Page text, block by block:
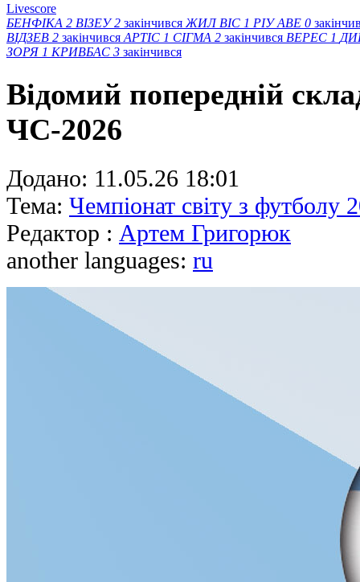
Livescore
БЕНФІКА 2 ВІЗЕУ 2 закінчився ЖИЛ ВІС 1 РІУ АВЕ 0
ВІДЗЕВ 2 закінчився АРТІС 1 СІГМА 2 закінчився ВЕРЕС 1
ЗОРЯ 1 КРИВБАС 3 закінчився
Відомий попередній
ЧС-2026
Додано: 11.05.26 18:01
Тема: Чемпіонат світу з футболу
Редактор : Артем Григорюк
another languages: ru